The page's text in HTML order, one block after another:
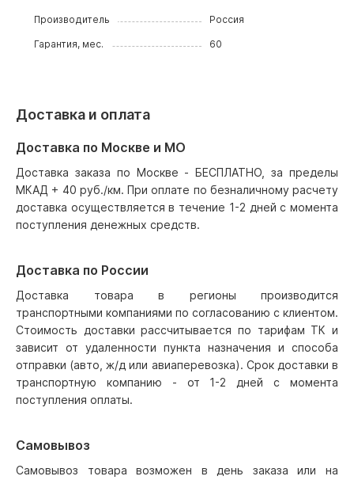
Производитель Россия
Гарантия, мес. 60
Доставка и оплата
Доставка по Москве и МО
Доставка заказа по Москве - БЕСПЛАТНО, за пределы
МКАД + 40 руб./км. При оплате по безналичному расчету
доставка осуществляется в течение 1-2 дней с момента
поступления денежных средств.
Доставка по России
Доставка товара в регионы производится
транспортными компаниями по согласованию с клиентом.
Стоимость доставки рассчитывается по тарифам ТК и
зависит от удаленности пункта назначения и способа
отправки (авто, ж/д или авиаперевозка). Срок доставки в
транспортную компанию - от 1-2 дней с момента
поступления оплаты.
Самовывоз
Самовывоз товара возможен в день заказа или на